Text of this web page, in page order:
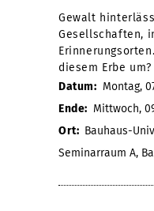
Gewalt
Gesellschaften,
diesem Erbe um?
Datum: Montag,
Ende: Mittwoch,
Ort: Bauhaus-
Seminarraum A,